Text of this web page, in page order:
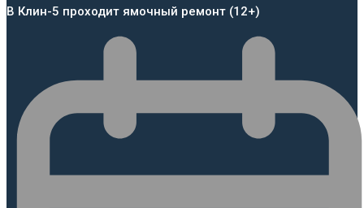
В Клин-5 проходит ямочный ремонт (12+)